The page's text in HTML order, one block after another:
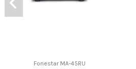
Fonestar MA-45RU